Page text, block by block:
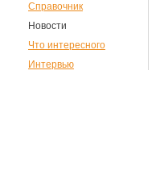
Справочник
Новости
Что интересного
Интервью